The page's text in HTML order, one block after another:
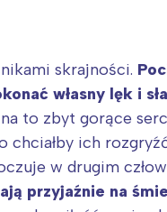
skrajności.
własny lęk i
to zbyt gorące
chciałby ich
w drugim
przyjaźnie na